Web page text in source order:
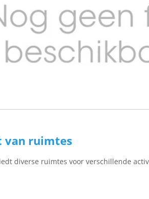
van ruimtes
diverse ruimtes voor verschillende